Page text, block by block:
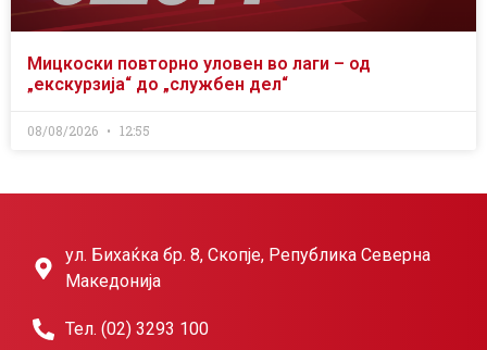
Мицкоски повторно уловен во лаги – од
„екскурзија“ до „службен дел“
08/08/2026 12:55
ул. Бихаќка бр. 8, Скопје, Република Северна
Македонија
Тел. (02) 3293 100